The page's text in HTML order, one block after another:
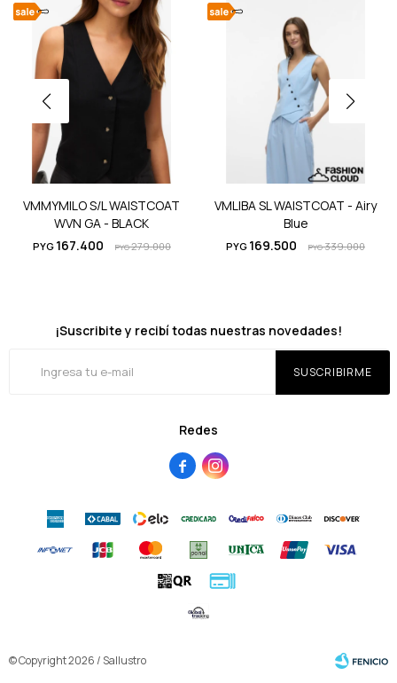
VMMYMILO S/L WAISTCOAT
WVN GA - BLACK
PYG 167.400 PYG279.000
VMLIBA SL WAISTCOAT - Airy
Blue
PYG 169.500 PYG339.000
Redes
 
¡Suscribite y recibí todas nuestras novedades!
SUSCRIBIRME
© Copyright 2026 / Sallustro